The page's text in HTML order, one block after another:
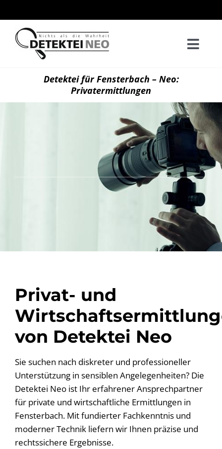
Inhalt
springen
Detektei für Fensterbach – Neo:
Privatermittlungen
Privat- und
von Detektei Neo
Sie suchen nach diskreter und professioneller
Unterstützung in sensiblen Angelegenheiten? Die
Detektei Neo ist Ihr erfahrener Ansprechpartner
für private und wirtschaftliche Ermittlungen in
Fensterbach. Mit fundierter Fachkenntnis und
moderner Technik liefern wir Ihnen präzise und
rechtssichere Ergebnisse.